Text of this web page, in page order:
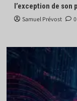
l’exception de son
Samuel Prévost 0